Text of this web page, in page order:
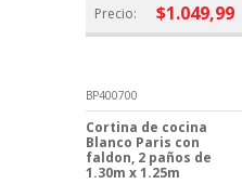
Precio: $1.049,99
BP400700
Cortina de cocina
Blanco Paris con
faldon, 2 paños de
1.30m x 1.25m